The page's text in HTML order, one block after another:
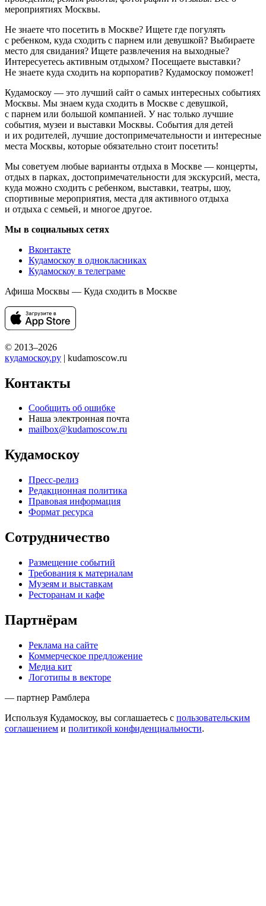
мероприятиях Москвы.
Не знаете что посетить в Москве? Ищете где погулять
с ребенком, куда сходить с парнем или девушкой? Выбираете
место для свидания? Ищете развлечения на выходные?
Интересуетесь активным отдыхом? Посещаете выставки?
Не знаете куда сходить на корпоратив? Кудамоскоу поможет!
Кудамоскоу — это лучший сайт о самых интересных событиях
Москвы. Мы знаем куда сходить в Москве с девушкой,
с парнем или большой компанией. У нас только лучшие
события, музеи и выставки Москвы. События для детей
и их родителей, лучшие достопримечательности и интересные
места Москвы, которые обязательно стоит посетить!
Мы советуем любые варианты отдыха в Москве — концерты,
отдых в парках, достопримечательности для экскурсий, места,
куда можно сходить с ребенком, выставки, театры, шоу,
спортивные мероприятия, места для активного отдыха
и отдыха с семьей, и многое другое.
Мы в социальных сетях
Вконтакте
Кудамоскоу в однокласниках
Кудамоскоу в телеграме
Афиша Москвы — Куда сходить в Москве
© 2013–2026
кудамоскоу.ру | kudamoscow.ru
Контакты
Сообщить об ошибке
Наша электронная почта
mailbox@kudamoscow.ru
Кудамоскоу
Пресс-релиз
Редакционная политика
Правовая информация
Формат ресурса
Сотрудничество
Размещение событий
Требования к материалам
Музеям и выставкам
Ресторанам и кафе
Партнёрам
Реклама на сайте
Коммерческое предложение
Медиа кит
Логотипы в векторе
— партнер Рамблера
Используя Кудамоскоу, вы соглашаетесь с пользовательским
соглашением и политикой конфиденциальности.